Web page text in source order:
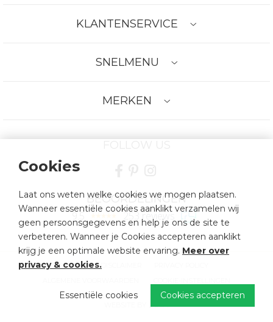
KLANTENSERVICE
SNELMENU
MERKEN
BEOORDELINGEN
9.5
253 reviews
SITEMAP DISCLAIMER
Cookies
Laat ons weten welke cookies we mogen plaatsen.
Wanneer essentiële cookies aanklikt verzamelen wij
geen persoonsgegevens en help je ons de site te
verbeteren. Wanneer je Cookies accepteren aanklikt
krijg je een optimale website ervaring. Meer over
privacy & cookies.
Cookies accepteren
Essentiële cookies